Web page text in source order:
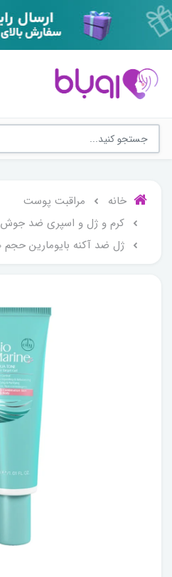
خانه
مراقبت پوست
کرم و ژل و اسپری ضد جوش
ژل ضد آکنه بایومارین حجم 30 میلی لیتر